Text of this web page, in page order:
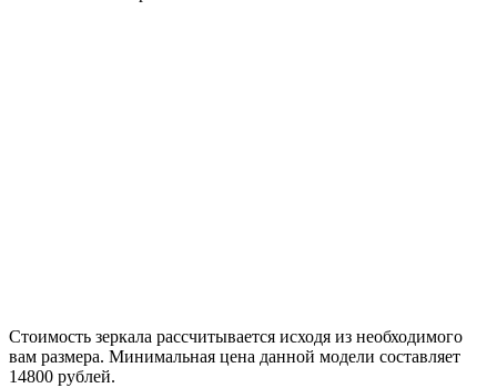
Стоимость зеркала рассчитывается исходя из необходимого
вам размера. Минимальная цена данной модели составляет
14800 рублей.